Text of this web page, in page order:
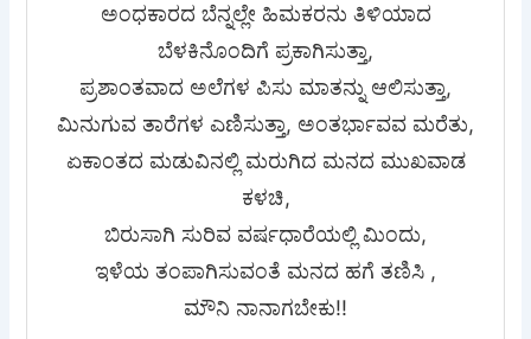
ಅಂಧಕಾರದ ಬೆನ್ನಲ್ಲೇ ಹಿಮಕರನು ತಿಳಿಯಾದ
ಬೆಳಕಿನೊಂದಿಗೆ ಪ್ರಕಾಗಿಸುತ್ತಾ,
ಪ್ರಶಾಂತವಾದ ಅಲೆಗಳ ಪಿಸು ಮಾತನ್ನು ಆಲಿಸುತ್ತಾ,
ಮಿನುಗುವ ತಾರೆಗಳ ಎಣಿಸುತ್ತಾ, ಅಂತರ್ಭಾವವ ಮರೆತು,
ಏಕಾಂತದ ಮಡುವಿನಲ್ಲಿ ಮರುಗಿದ ಮನದ ಮುಖವಾಡ
ಕಳಚಿ,
ಬಿರುಸಾಗಿ ಸುರಿವ ವರ್ಷಧಾರೆಯಲ್ಲಿ ಮಿಂದು,
ಇಳೆಯ ತಂಪಾಗಿಸುವಂತೆ ಮನದ ಹಗೆ ತಣಿಸಿ ,
ಮೌನಿ ನಾನಾಗಬೇಕು!!